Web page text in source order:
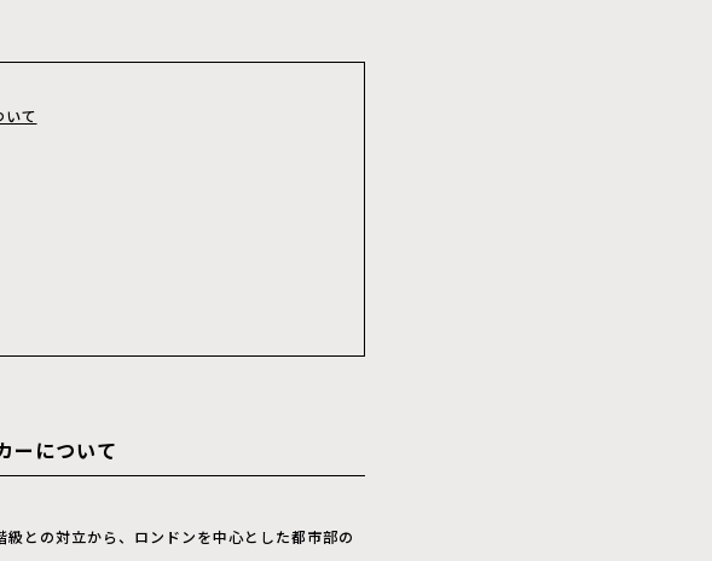
いて
ーについて
との対立から、ロンドンを中心とした都市部の